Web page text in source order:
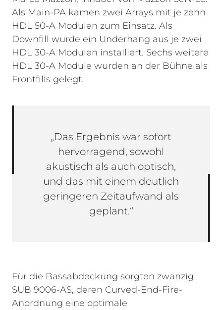
Als Main-PA kamen zwei Arrays mit je zehn
HDL 50-A Modulen zum Einsatz. Als
Downfill wurde ein Underhang aus je zwei
HDL 30-A Modulen installiert. Sechs weitere
HDL 30-A Module wurden an der Bühne als
Frontfills gelegt.
„Das Ergebnis war sofort
hervorragend, sowohl
akustisch als auch optisch,
und das mit einem deutlich
geringeren Zeitaufwand als
geplant.“
Für die Bassabdeckung sorgten zwanzig
SUB 9006-AS, deren Curved-End-Fire-
Anordnung eine optimale